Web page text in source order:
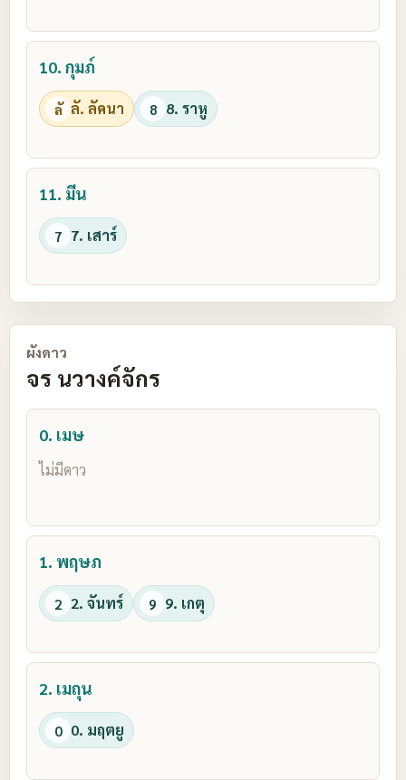
10. กุมภ์
ลั ลั. ลัคนา 8 8. ราหู
11. มีน
7 7. เสาร์
ผังดาว
จร นวางค์จักร
0. เมษ
ไม่มีดาว
1. พฤษภ
2 2. จันทร์ 9 9. เกตุ
2. เมถุน
0 0. มฤตยู